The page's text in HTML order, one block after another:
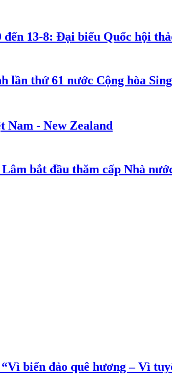
13-8: Đại biểu Quốc hội
lần thứ 61 nước Cộng hòa
Nam - New Zealand
bắt đầu thăm cấp Nhà
biển đảo quê hương – Vì